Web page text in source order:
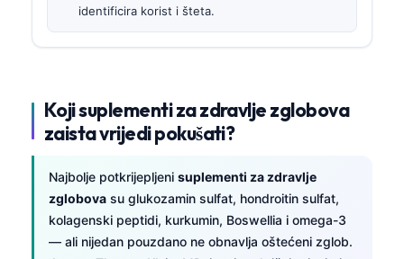
identificira korist i šteta.
Koji suplementi za zdravlje zglobova
zaista vrijedi pokušati?
Najbolje potkrijepljeni suplementi za zdravlje
zglobova su glukozamin sulfat, hondroitin sulfat,
kolagenski peptidi, kurkumin, Boswellia i omega-3
— ali nijedan pouzdano ne obnavlja oštećeni zglob.